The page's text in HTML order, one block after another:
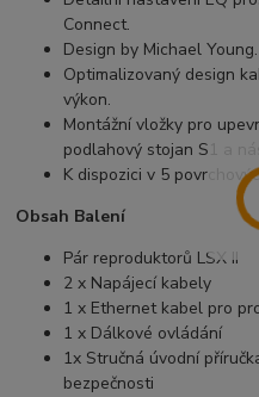
Connect.
Design by Michael Young.
Optimalizovaný design
výkon.
Montážní vložky pro
podlahový stojan S1 a
K dispozici v 5
Obsah Balení
Pár reproduktorů LSX II
2 x Napájecí kabely
1 x Ethernet kabel pro
1 x Dálkové ovládání
1x Stručná úvodní
bezpečnosti